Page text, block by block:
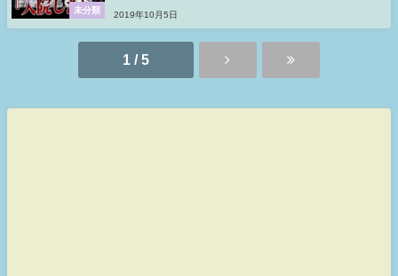
未分類
2019年10月5日
1 / 5